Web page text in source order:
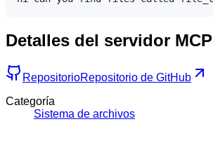
Detalles del servidor MCP
RepositorioRepositorio de GitHub
Categoría
Sistema de archivos